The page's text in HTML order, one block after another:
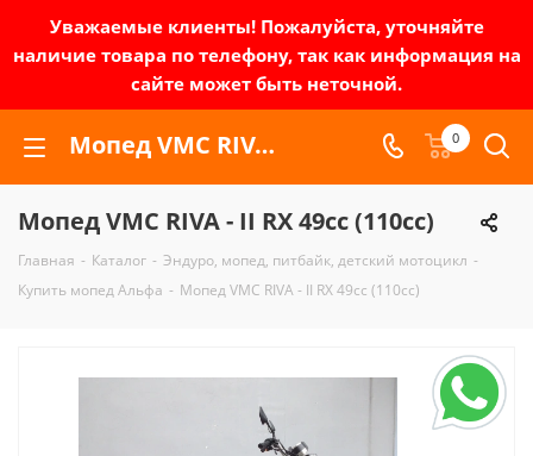
Уважаемые клиенты! Пожалуйста, уточняйте
наличие товара по телефону, так как информация на
сайте может быть неточной.
Мопед VMC RIVA - II RX 49сс (110сс) | Зел-мото 0
Мопед VMC RIVA - II RX 49сс (110сс)
Главная - Каталог - Эндуро, мопед, питбайк, детский мотоцикл -
Купить мопед Альфа - Мопед VMC RIVA - II RX 49сс (110сс)